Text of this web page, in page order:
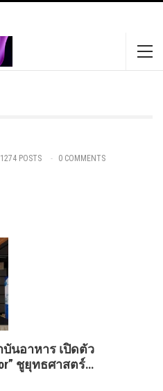
1274 POSTS 0 COMMENTS
บันอาหาร เปิดตัว
ชูยุทธศาสตร์…